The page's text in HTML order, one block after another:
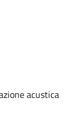
acustica